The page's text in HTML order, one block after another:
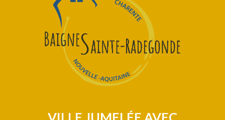
VILLE JUMELÉE AVEC